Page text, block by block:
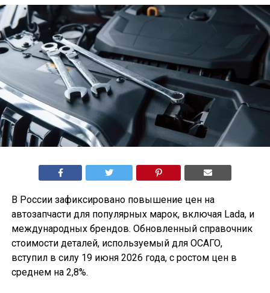
В России зафиксировано повышение цен на
автозапчасти для популярных марок, включая Lada, и
международных брендов. Обновленный справочник
стоимости деталей, используемый для ОСАГО,
вступил в силу 19 июня 2026 года, с ростом цен в
среднем на 2,8%.